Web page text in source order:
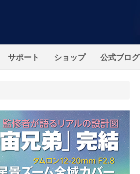
サポート ショップ 公式ブログ